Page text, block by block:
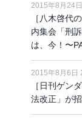
2015年8月24
［八木啓代
内集会「刑
は、今！〜
2015年8月6日
［日刊ゲン
法改正」が